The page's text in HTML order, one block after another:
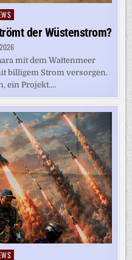
der Wüstenstrom?
mit dem Wattenmeer
billigem Strom versorgen.
ein Projekt....